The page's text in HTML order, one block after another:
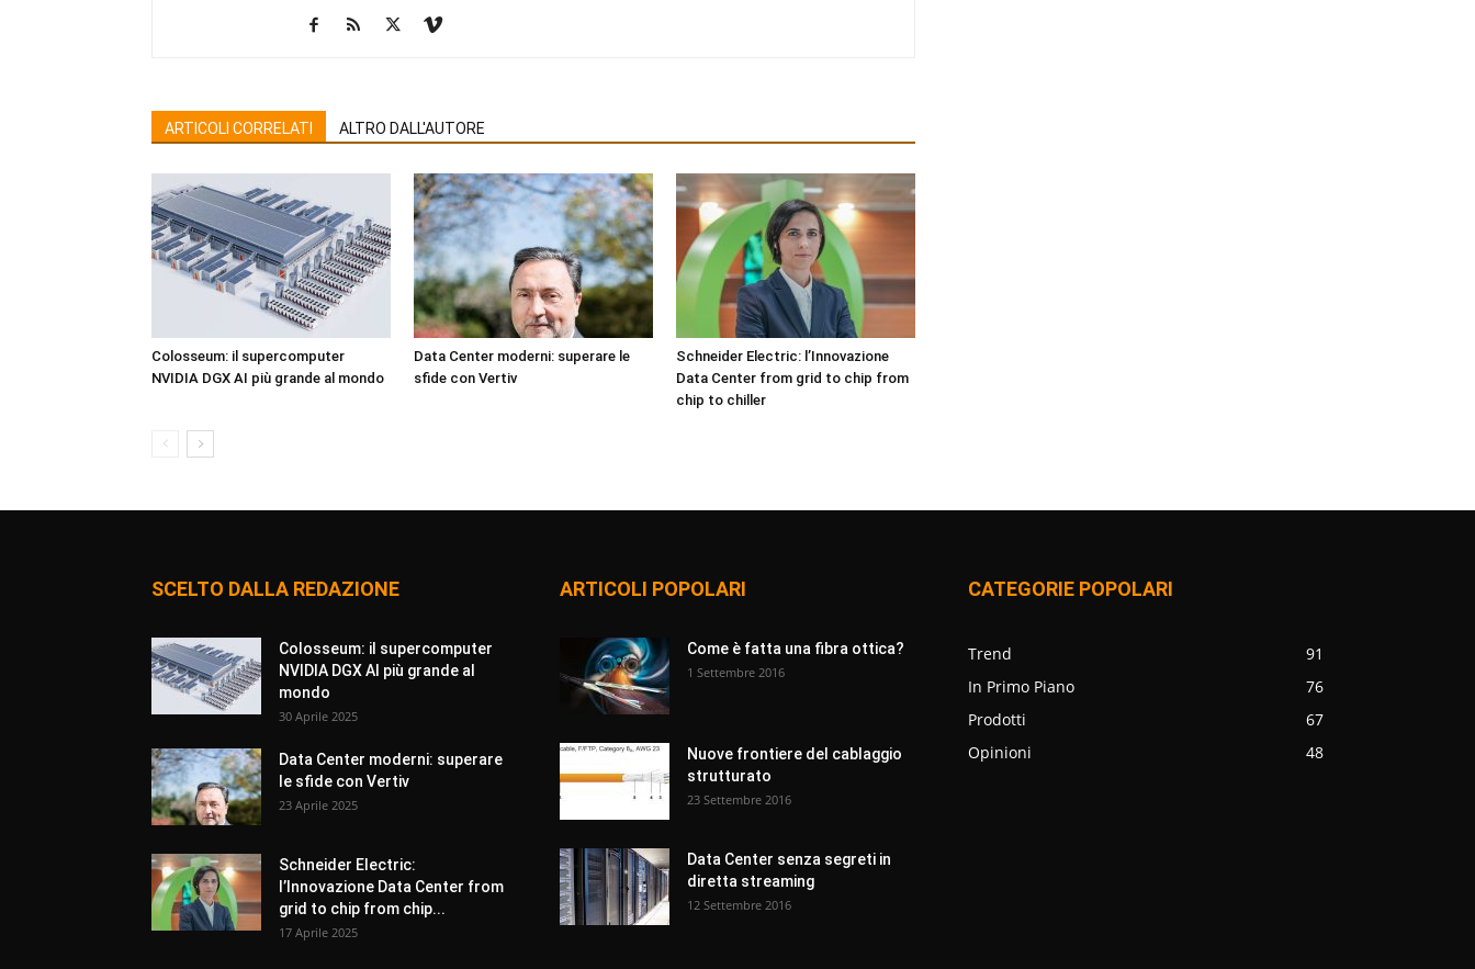
ARTICOLI CORRELATI ALTRO DALL'AUTORE
Colosseum: il supercomputer
NVIDIA DGX AI più grande al mondo
Data Center moderni: superare le
sfide con Vertiv
Schneider Electric: l’Innovazione
Data Center from grid to chip from
chip to chiller
SCELTO DALLA REDAZIONE
Colosseum: il supercomputer
NVIDIA DGX AI più grande al
mondo
30 Aprile 2025
Data Center moderni: superare
le sfide con Vertiv
23 Aprile 2025
Schneider Electric:
l’Innovazione Data Center from
grid to chip from chip...
17 Aprile 2025
ARTICOLI POPOLARI
Come è fatta una fibra ottica?
1 Settembre 2016
Nuove frontiere del cablaggio
strutturato
23 Settembre 2016
Data Center senza segreti in
diretta streaming
12 Settembre 2016
CATEGORIE POPOLARI
Trend
91
In Primo Piano
76
Prodotti
67
Opinioni
48